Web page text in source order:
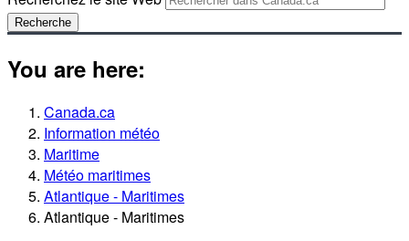
Recherche
You are here:
Canada.ca
Information météo
Maritime
Météo maritimes
Atlantique - Maritimes
Atlantique - Maritimes